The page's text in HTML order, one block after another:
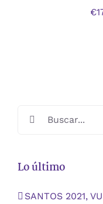
€
Lo último
SANTOS 2021,